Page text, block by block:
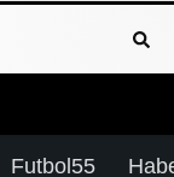
Futbol55